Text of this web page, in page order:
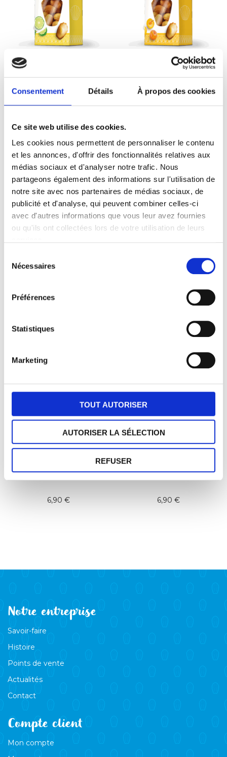
Consentement Détails À propos des cookies
Ce site web utilise des cookies.
Les cookies nous permettent de personnaliser le contenu
et les annonces, d'offrir des fonctionnalités relatives aux
médias sociaux et d'analyser notre trafic. Nous
partageons également des informations sur l'utilisation de
notre site avec nos partenaires de médias sociaux, de
publicité et d'analyse, qui peuvent combiner celles-ci
avec d'autres informations que vous leur avez fournies
ou qu'ils ont collectées lors de votre utilisation de leurs
Nécessaires
Préférences
Statistiques
Marketing
TOUT AUTORISER
AUTORISER LA SÉLECTION
REFUSER
Les Madeleinettes à la
Bergamote
Les Madeleinettes à la
Mirabelle
NOUVEAU !
Les Madeleinettes au
NOUVEAU !
Les Madeleinettes
Myrtille
6,90€
Pistache
6,90 €
Notre entreprise
Savoir-faire
Histoire
Points de vente
Actualités
Contact
Compte client
Mon compte